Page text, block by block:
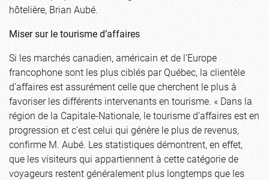
hôtelière, Brian Aubé.
Miser sur le tourisme d’affaires
Si les marchés canadien, américain et de l’Europe
francophone sont les plus ciblés par Québec, la clientèle
d’affaires est assurément celle que cherchent le plus à
favoriser les différents intervenants en tourisme. « Dans la
région de la Capitale-Nationale, le tourisme d’affaires est en
progression et c’est celui qui génère le plus de revenus,
confirme M. Aubé. Les statistiques démontrent, en effet,
que les visiteurs qui appartiennent à cette catégorie de
voyageurs restent généralement plus longtemps que les